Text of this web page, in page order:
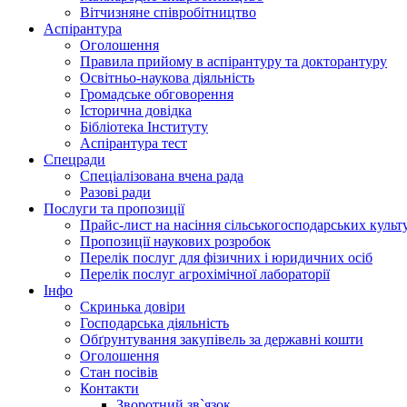
Вітчизняне співробітництво
Аспірантура
Оголошення
Правила прийому в аспірантуру та докторантуру
Освітньо-наукова діяльність
Громадське обговорення
Історична довідка
Бібліотека Інституту
Аспірантура тест
Спецради
Спеціалізована вчена рада
Разові ради
Послуги та пропозиції
Прайс-лист на насіння сільськогосподарських
Пропозиції наукових розробок
Перелік послуг для фізичних і юридичних осіб
Перелік послуг агрохімічної лабораторії
Інфо
Скринька довіри
Господарська діяльність
Обґрунтування закупівель за державні кошти
Оголошення
Стан посівів
Контакти